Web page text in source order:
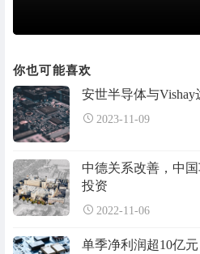
你也可能喜欢
安世半导体与
2023-11-09
中德关系改善，中
投资
2022-11-06
单季净利润超10亿